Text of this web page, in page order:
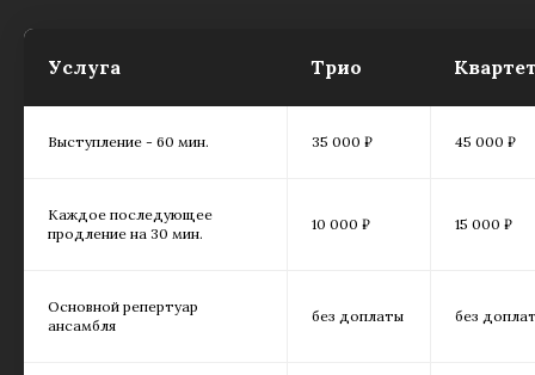
Услуга Трио
Выступление - 60 мин. 35 000 ₽ 45 000 ₽
Каждое последующее
продление на 30 мин.
10 000 ₽ 15 000 ₽
Основной репертуар
ансамбля
без доплаты без